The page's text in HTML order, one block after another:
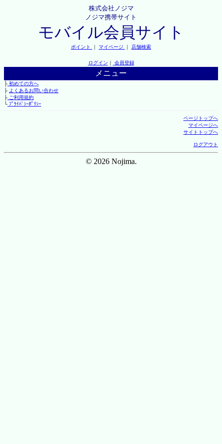
株式会社ノジマ
ノジマ携帯サイト
モバイル会員サイト
ポイント ｜ マイページ ｜ 店舗検索
ログイン ｜ 会員登録
メニュー
├初めての方へ
├ よくあるお問い合わせ
├ご利用規約
└ﾌﾟﾗｲﾊﾞｼｰﾎﾟﾘｼｰ
ページトップへ
マイページへ
サイトトップへ
ログアウト
© 2026 Nojima.